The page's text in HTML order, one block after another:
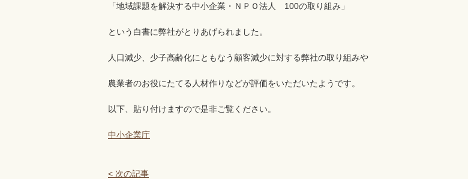
「地域課題を解決する中小企業・ＮＰＯ法人 100の取り組み」
という白書に弊社がとりあげられました。
人口減少、少子高齢化にともなう顧客減少に対する弊社の取り組みや
農業者のお役にたてる人材作りなどが評価をいただいたようです。
以下、貼り付けますので是非ご覧ください。
中小企業庁
< 次の記事